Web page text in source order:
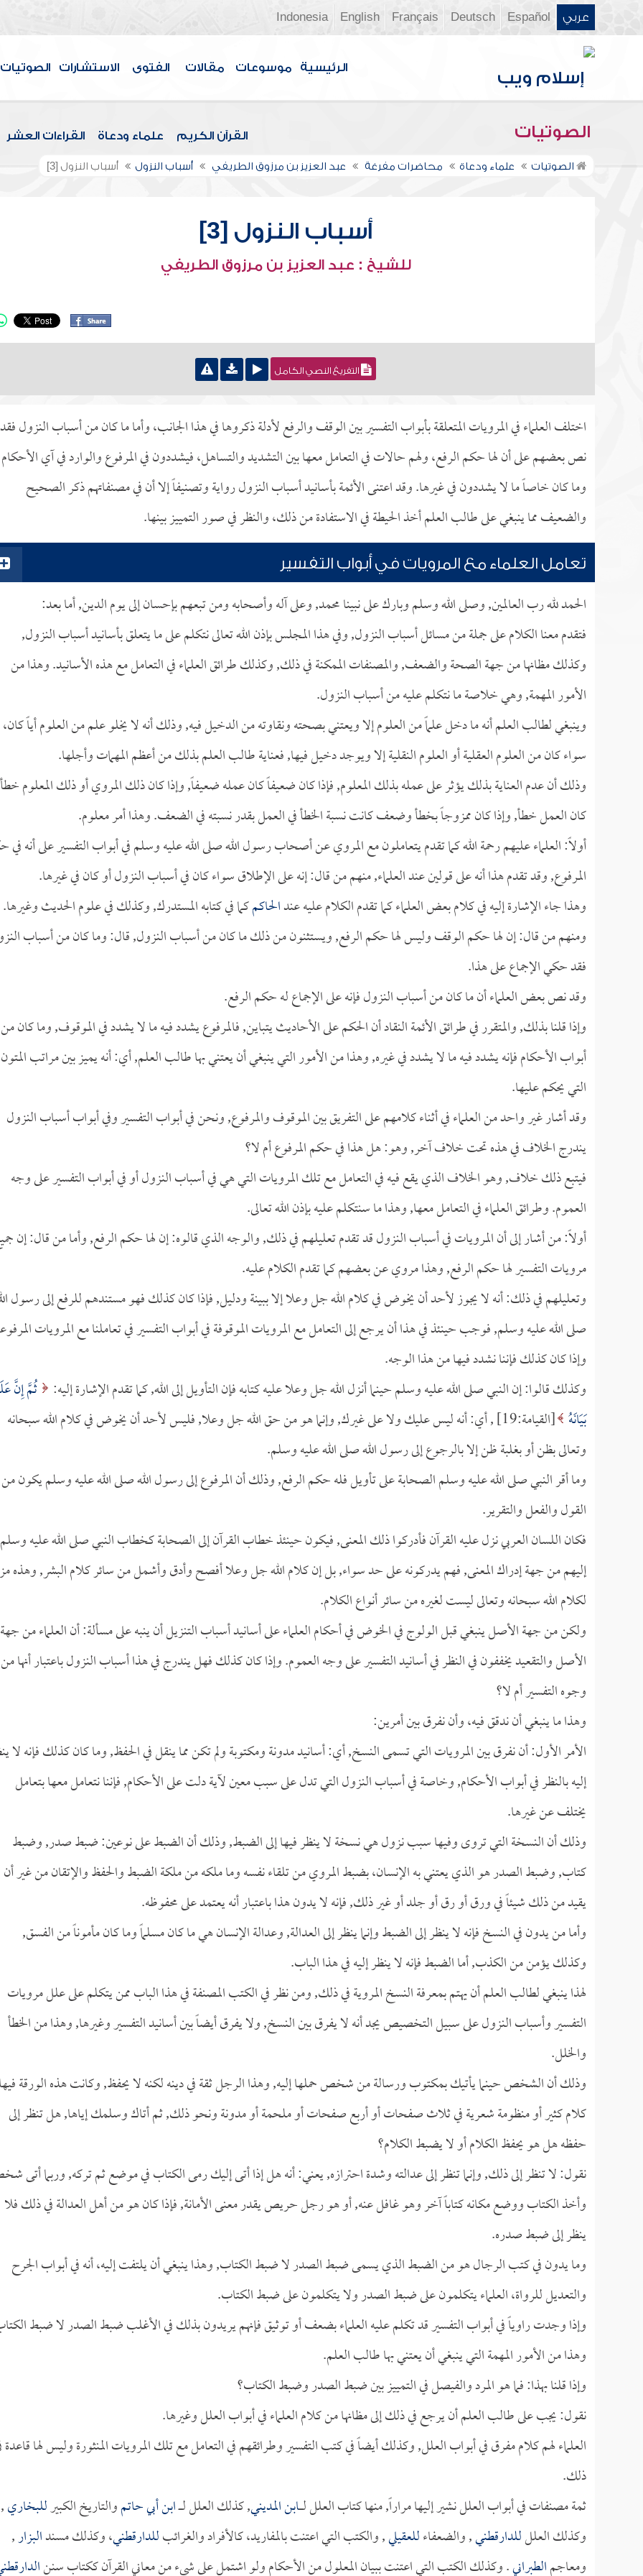
عربي Español
Deutsch
Français
English
Indonesia
الرئيسية موسوعات مقالات الفتوى الاستشارات الصوتيات
الصوتيات القرآن الكريم علماء ودعاة القراءات العشر
الصوتيات علماء ودعاة محاضرات مفرغة عبد العزيز بن مرزوق الطريفي أسباب النزول أسباب النزول [3]
أسباب النزول [3]
للشيخ : عبد العزيز بن مرزوق الطريفي
التفريغ النصي الكامل
اختلف العلماء في المرويات المتعلقة بأبواب التفسير بين الوقف والرفع لأدلة ذكروها في هذا الجانب، وأما ما كان من أسباب النزول فقد
نص بعضهم على أن لها حكم الرفع، ولهم حالات في التعامل معها بين التشديد والتساهل، فيشددون في المرفوع والوارد في آي الأحكام
وما كان خاصاً ما لا يشددون في غيرها. وقد اعتنى الأئمة بأسانيد أسباب النزول رواية وتصنيفاً إلا أن في مصنفاتهم ذكر الصحيح
والضعيف مما ينبغي على طالب العلم أخذ الحيطة في الاستفادة من ذلك، والنظر في صور التمييز بينها.
تعامل العلماء مع المرويات في أبواب التفسير
الحمد لله رب العالمين, وصلى الله وسلم وبارك على نبينا محمد, وعلى آله وأصحابه ومن تبعهم بإحسان إلى يوم الدين, أما بعد:
فتقدم معنا الكلام على جملة من مسائل أسباب النزول, وفي هذا المجلس بإذن الله تعالى نتكلم على ما يتعلق بأسانيد أسباب النزول,
وكذلك مظانها من جهة الصحة والضعف, والمصنفات الممكنة في ذلك, وكذلك طرائق العلماء في التعامل مع هذه الأسانيد. وهذا من
الأمور المهمة, وهي خلاصة ما نتكلم عليه من أسباب النزول.
وينبغي لطالب العلم أنه ما دخل علماً من العلوم إلا ويعتني بصحته ونقاوته من الدخيل فيه, وذلك أنه لا يخلو علم من العلوم أياً كان،
سواء كان من العلوم العقلية أو العلوم النقلية إلا ويوجد دخيل فيها, فعناية طالب العلم بذلك من أعظم المهمات وأجلها.
وذلك أن عدم العناية بذلك يؤثر على عمله بذلك المعلوم, فإذا كان ضعيفاً كان عمله ضعيفاً, وإذا كان ذلك المروي أو ذلك المعلوم خطأ
كان العمل خطأ, وإذا كان ممزوجاً بخطأ وضعف كانت نسبة الخطأ في العمل بقدر نسبته في الضعف. وهذا أمر معلوم.
أولاً: العلماء عليهم رحمة الله كما تقدم يتعاملون مع المروي عن أصحاب رسول الله صلى الله عليه وسلم في أبواب التفسير على أنه
المرفوع, وقد تقدم هذا أنه على قولين عند العلماء, منهم من قال: إنه على الإطلاق سواء كان في أسباب النزول أو كان في غيرها.
وهذا جاء الإشارة إليه في كلام بعض العلماء كما تقدم الكلام عليه عندالحاكمكما في كتابه المستدرك, وكذلك في علوم الحديث وغيرها.
ومنهم من قال: إن لها حكم الوقف وليس لها حكم الرفع, ويستثنون من ذلك ما كان من أسباب النزول, قال: وما كان من أسباب
فقد حكي الإجماع على هذا.
وقد نص بعض العلماء أن ما كان من أسباب النزول فإنه على الإجماع له حكم الرفع.
وإذا قلنا بذلك, والمتقرر في طرائق الأئمة النقاد أن الحكم على الأحاديث يتباين, فالمرفوع يشدد فيه ما لا يشدد في الموقوف, وما كان من
أبواب الأحكام فإنه يشدد فيه ما لا يشدد في غيره, وهذا من الأمور التي ينبغي أن يعتني بها طالب العلم, أي: أنه يميز بين مراتب المتون
التي يحكم عليها.
وقد أشار غير واحد من العلماء في أثناء كلامهم على التفريق بين الموقوف والمرفوع, ونحن في أبواب التفسير وفي أبواب أسباب النزول
يندرج الخلاف في هذه تحت خلاف آخر, وهو: هل هذا في حكم المرفوع أم لا؟
فيتبع ذلك خلاف, وهو الخلاف الذي يقع فيه في التعامل مع تلك المرويات التي هي في أسباب النزول أو في أبواب التفسير على وجه
العموم. وطرائق العلماء في التعامل معها, وهذا ما سنتكلم عليه بإذن الله تعالى.
أولاً: من أشار إلى أن المرويات في أسباب النزول قد تقدم تعليلهم في ذلك, والوجه الذي قالوه: إن لها حكم الرفع, وأما من قال: إن
مرويات التفسير لها حكم الرفع, وهذا مروي عن بعضهم كما تقدم الكلام عليه.
وتعليلهم في ذلك: أنه لا يجوز لأحد أن يخوض في كلام الله جل وعلا إلا ببينة ودليل, فإذا كان كذلك فهو مستندهم للرفع إلى رسول
صلى الله عليه وسلم, فوجب حينئذ في هذا أن يرجع إلى التعامل مع المرويات الموقوفة في أبواب التفسير في تعاملنا مع المرويات
وإذا كان كذلك فإننا نشدد فيها من هذا الوجه.
وكذلك قالوا: إن النبي صلى الله عليه وسلم حينما أنزل الله جل وعلا عليه كتابه فإن التأويل إلى الله, كما تقدم الإشارة إليه: ثُمَّ إِنَّ
بَيَانَهُ
[القيامة:19] , أي: أنه ليس عليك ولا على غيرك, وإنما هو من حق الله جل وعلا, فليس لأحد أن يخوض في كلام الله سبحانه
وتعالى بظن أو بغلبة ظن إلا بالرجوع إلى رسول الله صلى الله عليه وسلم.
وما أقر النبي صلى الله عليه وسلم الصحابة على تأويل فله حكم الرفع, وذلك أن المرفوع إلى رسول الله صلى الله عليه وسلم يكون من
القول والفعل والتقرير.
فكان اللسان العربي نزل عليه القرآن فأدركوا ذلك المعنى, فيكون حينئذ خطاب القرآن إلى الصحابة كخطاب النبي صلى الله عليه وسلم
إليهم من جهة إدراك المعنى, فهم يدركونه على حد سواء, بل إن كلام الله جل وعلا أفصح وأدق وأشمل من سائر كلام البشر, وهذه
لكلام الله سبحانه وتعالى ليست لغيره من سائر أنواع الكلام.
ولكن من جهة الأصل ينبغي قبل الولوج في الخوض في أحكام العلماء على أسانيد أسباب التنزيل أن ينبه على مسألة: أن العلماء من جهة
الأصل والتقعيد يخففون في النظر في أسانيد التفسير على وجه العموم. وإذا كان كذلك فهل يندرج في هذا أسباب النزول باعتبار أنها من
وجوه التفسير أم لا؟
وهذا ما ينبغي أن ندقق فيه، وأن نفرق بين أمرين:
الأمر الأول: أن نفرق بين المرويات التي تسمى النسخ, أي: أسانيد مدونة ومكتوبة ولم تكن مما ينقل في الحفظ, وما كان كذلك فإنه لا
إليه بالنظر في أبواب الأحكام, وخاصة في أسباب النزول التي تدل على سبب معين لآية دلت على الأحكام, فإننا نتعامل معها بتعامل
يختلف عن غيرها.
وذلك أن النسخة التي تروى وفيها سبب نزول هي نسخة لا ينظر فيها إلى الضبط, وذلك أن الضبط على نوعين: ضبط صدر, وضبط
كتاب, وضبط الصدر هو الذي يعتني به الإنسان، بضبط المروي من تلقاء نفسه وما ملكه من ملكة الضبط والحفظ والإتقان من غير أن
يقيد من ذلك شيئاً في ورق أو رق أو جلد أو غير ذلك, فإنه لا يدون هذا باعتبار أنه يعتمد على محفوظه.
وأما من يدون في النسخ فإنه لا ينظر إلى الضبط وإنما ينظر إلى العدالة, وعدالة الإنسان هي ما كان مسلماً وما كان مأموناً من الفسق,
وكذلك يؤمن من الكذب, أما الضبط فإنه لا ينظر إليه في هذا الباب.
لهذا ينبغي لطالب العلم أن يهتم بمعرفة النسخ المروية في ذلك, ومن نظر في الكتب المصنفة في هذا الباب ممن يتكلم على علل مرويات
التفسير وأسباب النزول على سبيل التخصيص يجد أنه لا يفرق بين النسخ, ولا يفرق أيضاً بين أسانيد التفسير وغيرها, وهذا من الخطأ
والخلل.
وذلك أن الشخص حينما يأتيك بمكتوب ورسالة من شخص حملها إليه, وهذا الرجل ثقة في دينه لكنه لا يحفظ, وكانت هذه الورقة
كلام كثير أو منظومة شعرية في ثلاث صفحات أو أربع صفحات أو ملحمة أو مدونة ونحو ذلك, ثم أتاك وسلمك إياها, هل تنظر إلى
حفظه هل هو يحفظ الكلام أو لا يضبط الكلام؟
نقول: لا تنظر إلى ذلك, وإنما تنظر إلى عدالته وشدة احترازه, يعني: أنه هل إذا أتى إليك رمى الكتاب في موضع ثم تركه, وربما أتى
وأخذ الكتاب ووضع مكانه كتاباً آخر وهو غافل عنه, أو هو رجل حريص يقدر معنى الأمانة, فإذا كان هو من أهل العدالة في ذلك فلا
ينظر إلى ضبط صدره.
وما يدون في كتب الرجال هو من الضبط الذي يسمى ضبط الصدر لا ضبط الكتاب, وهذا ينبغي أن يلتفت إليه، أنه في أبواب الجرح
والتعديل للرواة، العلماء يتكلمون على ضبط الصدر ولا يتكلمون على ضبط الكتاب.
وإذا وجدت راوياً في أبواب التفسير قد تكلم عليه العلماء بضعف أو توثيق فإنهم يريدون بذلك في الأغلب ضبط الصدر لا ضبط
وهذا من الأمور المهمة التي ينبغي أن يعتني بها طالب العلم.
وإذا قلنا بهذا: فما هو المرد والفيصل في التمييز بين ضبط الصدر وضبط الكتاب؟
نقول: يجب على طالب العلم أن يرجع في ذلك إلى مظانها من كلام العلماء في أبواب العلل وغيرها.
العلماء لهم كلام مفرق في أبواب العلل, وكذلك أيضاً في كتب التفسير وطرائقهم في التعامل مع تلك المرويات المنثورة وليس لها قاعدة
ذلك.
ثمة مصنفات في أبواب العلل نشير إليها مراراً, منها كتاب العلل لـــــابن المديني, كذلك العلل لـــــابن أبي حاتموالتاريخ الكبيرللبخاري,
وكذلك العللللدارقطني, والضعفاءللعقيلي, والكتب التي اعتنت بالمفاريد، كالأفراد والغرائبللدارقطني، وكذلك مسندالبزار,
ومعاجمالطبراني. وكذلك الكتب التي اعتنت ببيان المعلول من الأحكام ولو اشتمل على شيء من معاني القرآن ككتاب سنن